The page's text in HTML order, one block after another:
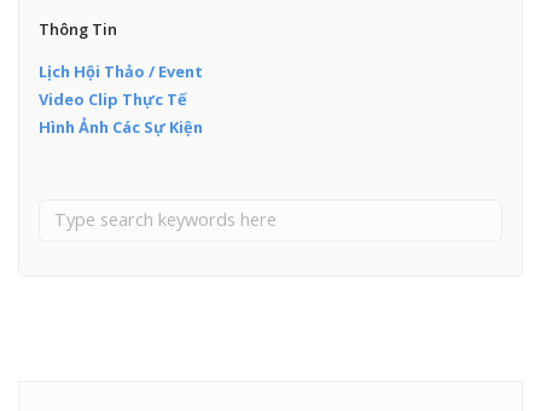
Thông Tin
Lịch Hội Thảo / Event
Video Clip Thực Tế
Hình Ảnh Các Sự Kiện